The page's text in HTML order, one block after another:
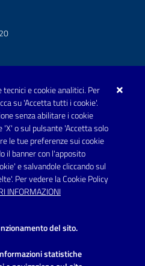
e cookie analitici. Per
su 'Accetta tutti i cookie'.
senza abilitare i cookie
'X' o sul pulsante 'Accetta solo
le tue preferenze sui cookie
il banner con l'apposito
e salvandole cliccando sul
Per vedere la Cookie Policy
INFORMAZIONI
del sito.
statistiche